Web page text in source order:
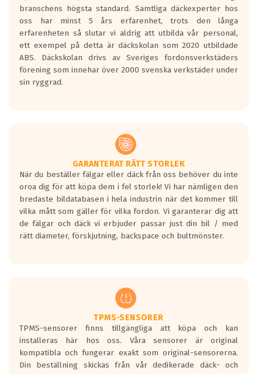
Inga D eller G betyg delas ut för
personbilar och lätta lastbilar.
Betyget sätts efter ett test där däcken
skall bromsa in på en väg där det ligger
0.5-1.5 mm vatten.
I 80km/h kommer skillnaden på
Vid körning i över 50km/h brukar
rullmotståndets ljud överträffa
motorljudet.
På däckmärkningen kommer det finnas
en symbol av ett däck med vågar. Hög
bullernivå markeras med svarta vågor
medans de vita vågorna påvisar om det är
ett tyst däck.
regelverket som introduceras år 2016.
Ett däck med två svarta vågor är redan
godkända för år 2016 nya regelverk.
Ett däck med en svart våg kommer vara
minst tre decibel tystare än det
regelverk som börjar gälla 2016.
branschens högsta standard. Samtliga däckexperter hos
oss har minst 5 års erfarenhet, trots den långa
erfarenheten så slutar vi aldrig att utbilda vår personal,
ett exempel på detta är däckskolan som 2020 utbildade
ABS. Däckskolan drivs av Sveriges fordonsverkstäders
förening som innehar över 2000 svenska verkstäder under
sin ryggrad.
GARANTERAT RÄTT STORLEK
När du beställer fälgar eller däck från oss behöver du inte
oroa dig för att köpa dem i fel storlek! Vi har nämligen den
bredaste bildatabasen i hela industrin när det kommer till
vilka mått som gäller för vilka fordon. Vi garanterar dig att
de fälgar och däck vi erbjuder passar just din bil / med
rätt diameter, förskjutning, backspace och bultmönster.
TPMS-SENSORER
TPMS-sensorer finns tillgängliga att köpa och kan
installeras här hos oss. Våra sensorer är original
kompatibla och fungerar exakt som original-sensorerna.
Din beställning skickas från vår dedikerade däck- och